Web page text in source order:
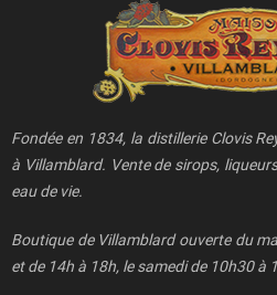
Fondée en 1834, la distillerie Clovis
à Villamblard. Vente de sirops,
eau de vie.
Boutique de Villamblard ouverte du
et de 14h à 18h, le samedi de 10h30 à